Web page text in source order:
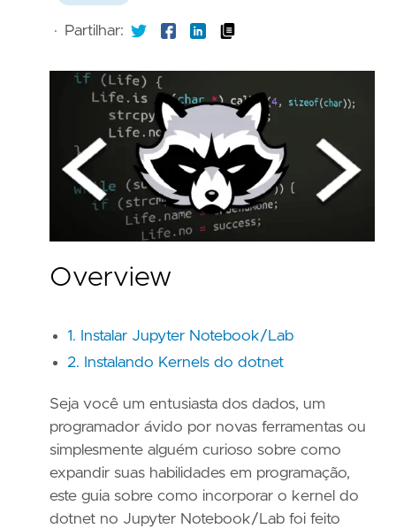
· Partilhar:
Overview
1. Instalar Jupyter Notebook/Lab
2. Instalando Kernels do dotnet
Seja você um entusiasta dos dados, um
programador ávido por novas ferramentas ou
simplesmente alguém curioso sobre como
expandir suas habilidades em programação,
este guia sobre como incorporar o kernel do
dotnet no Jupyter Notebook/Lab foi feito